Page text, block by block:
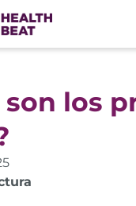
son los